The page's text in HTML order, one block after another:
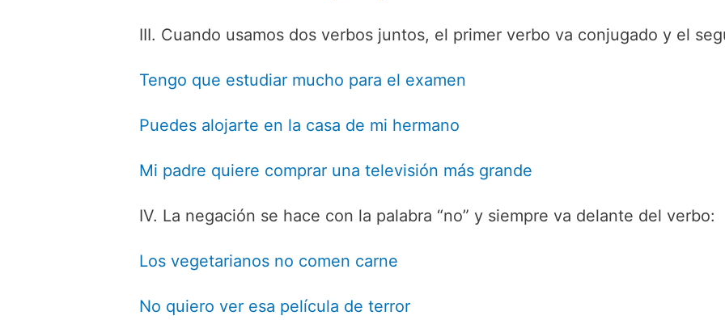
III. Cuando usamos dos verbos juntos, el primer verbo va conjugado y el
Tengo que estudiar mucho para el examen
Puedes alojarte en la casa de mi hermano
Mi padre quiere comprar una televisión más grande
IV. La negación se hace con la palabra “no” y siempre va delante del verbo:
Los vegetarianos no comen carne
No quiero ver esa película de terror